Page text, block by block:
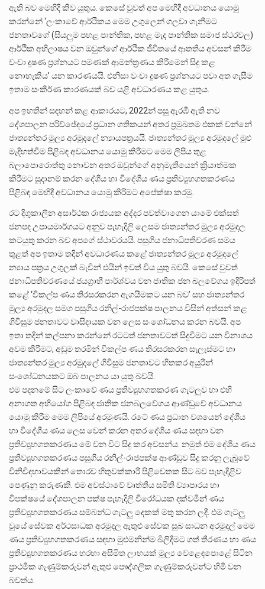
ඇති බව මෙහිදී කිව යුතුය. කෙසේ වුවත් අප මෙහිදී අවධානය යොමු
කරන්නේ ‘ලංකාවේ ආර්ථිකය මෙම උගුලෙන් ගලවා ගැනීමට
ජනතාවගේ (සියලුම පහළ පාන්තික, පහළ මැද පාන්තික සමාජ ස්ථරවල)
ආර්ථික අභිලාෂය වන ඔවුන්ගේ ආර්ථික ජීවිතයේ ආතතිය අවසන් කිරීම
වංචා දූෂණ ප්‍රශ්නයට පමණක් ආමන්ත්‍රණය කිරීමෙන් සිදු කළ
නොහැකිය’ යන කාරණයයි. එනිසා වංචා දූෂණ ප්‍රශ්නයට පවා අත ගැසීම
ඉතාම සංකීර්ණ කාරණයක් බව යළි අවධාරණය කළ යුතුය.
අප ඉහතින් සඳහන් කළ ආකාරයට, 2022න් පසු ඇරඹී ඇති නව
දේශපාලන පරිච්ඡේදයේ ප්‍රධාන ගතිකයන් අතර ප්‍රමුඛතම එකක් වන්නේ
ජාත්‍යන්තර මූල්‍ය අරමුදලේ න්‍යායපත්‍රයයි. ජාත්‍යන්තර මූල්‍ය අරමුදලේ මුළු
මැදිහත්වීම පිළිබඳ අවධානය යොමු කිරීමට මෙම ලිපිය තුළ
බලාපොරොත්තු නොවන අතර ඔවුන්ගේ අනුමැතියෙන් ක්‍රියාත්මක
කිරීමට සූදානම් කරන දේශීය හා විදේශීය ණය ප්‍රතිව්‍යුහගතකරණය
පිළිබඳ මෙහිදී අවධානය යොමු කිරීමට අපේක්ෂා කරමු.
රට දිගුකාලීන අසාර්ථක රාජ්‍යයක අද්දර පවත්වාගෙන යාමේ එක්සත්
ජනපද උපායමාර්ගයට අනුව පැහැදිලි ලෙසම ජාත්‍යන්තර මුල්‍ය අරමුදල
කටයුතු කරන බව අපගේ ස්ථාවරයයි. පසුගිය ජනාධිපතිවරණ සමය
තුළත් අප ඉතාම තදින් අවධාරණය කළේ ජාත්‍යන්තර මුල්‍ය අරමුදලේ
න්‍යාය පත්‍රය උගුලක් බැවින් එයින් ඉවත් විය යුතු බවයි. කෙසේ වුවත්
ජනාධිපතිවරණයේ ජයග්‍රාහී පාර්ශ්වය වන ජාතික ජන බලවේගය ඉදිරිපත්
කළේ ‘විකල්ප ණය තිරසරකරන ඇගයීමකට යන බව’ සහ ජාත්‍යන්තර
මුල්‍ය අරමුදල සමග පසුගිය රනිල්-රාජපක්ෂ පාලනය විසින් අත්සන් කළ
ගිවිසුම ජනතාවට වාසිදායක වන ලෙස සංශෝධනය කරන බවයි. අප
ඉතා තදින් කල්පනා කරන්නේ රටටත් ජනතාවටත් සිදුවීමට යන විනාශය
අවම කීරීමට, අඩුම තරමින් විකල්ප ණය තිරසරකරන සැලැස්මට හා
ජාත්‍යන්තර මුල්‍ය අරමුදලේ ගිවිසුම ජනතාවට හිතකර අයුරින්
සංශෝධනයකට ඔබ පාලනය යා යුතු බවයි.
එම පදනමේ සිට ලංකාවේ ණය ප්‍රතිව්‍යූහගතකරණ ගැටලුව හා එහි
අනාගත අභියෝග පිළිබඳ ජාතික ජනබලවේගය ආණ්ඩුවේ අවධානය
යොමු කිරීම මෙම ලිපියේ අරමුණයි. රටේ ණය ප්‍රධාන වශයෙන් දේශීය
හා විදේශීය ණය ලෙස වෙන් කරන අතර දේශීය ණය සඳහා වන
ප්‍රතිව්‍යූහගතකරණය මේ වන විට සිදු කර අවසන්ය. නමුත් එම දේශීය ණය
ප්‍රතිව්‍යූහගතකරණය පසුගිය රනිල්-රාජපක්ෂ ආණ්ඩුව සිදු කරනු ලැබුවේ
විනිවිදභාවයකින් තොරව හිතුවක්කාරී පිළිවෙතක සිට බව පැහැදිළිව
පෙණුනු කරුණකි. එම අවස්ථාවේ වෘත්තීය සමිති ව්‍යාපාරය හා
විපක්ෂයේ දේශපාලන පක්ෂ පැහැදිලි විරෝධයක දක්වමින් ණය
ප්‍රතිව්‍යූහගතකරණය සම්බන්ධ ගැටලු දෙකක් මතු කරන ලදී. එම ගැටලු
වූයේ සේවක අර්ථසාධක අරමුදල ඇතුළු සේවක සුබ සාධන අරමුදල් මෙම
ණය ප්‍රතිව්‍යුහගතකරණය සඳහා මුළුමනින්ම බිලිදීමට ගත් තීරණය හා ණය
ප්‍රතිව්‍යූහගතකරණය හරහා අසීමිත ලාභයක් මූල්‍ය වෙළෙඳපොළේ සිටින
ප්‍රාථමික ගැණුම්කරුවන් ඇතුළු පෞද්ගලික ගැණුම්කරුවන්ට හිමි වන
බවත්ය.